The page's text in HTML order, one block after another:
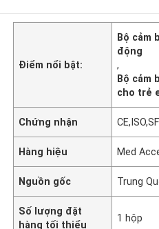
Điểm nổi bật:
Bộ cảm
động
,
Bộ cảm
cho trẻ
Chứng nhận
Hàng hiệu Med
Nguồn gốc Trung
Số lượng đặt
hàng tối thiểu
1 hộp